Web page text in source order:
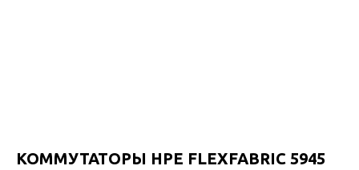
КОММУТАТОРЫ HPE FLEXFABRIC 5945